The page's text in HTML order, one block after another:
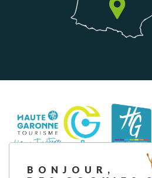
BONJOUR,